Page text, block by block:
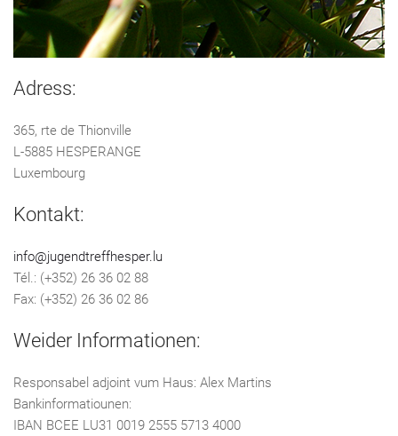
Adress:
365, rte de Thionville
L-5885 HESPERANGE
Luxembourg
Kontakt:
info@jugendtreffhesper.lu
Tél.: (+352) 26 36 02 88
Fax: (+352) 26 36 02 86
Weider Informationen:
Responsabel adjoint vum Haus: Alex Martins
Bankinformatiounen:
IBAN BCEE LU31 0019 2555 5713 4000